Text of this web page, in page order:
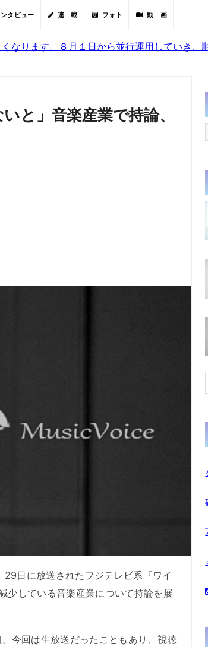
タビュー 連 載 フォト 動 画
なります。８月１日から並行運用していき、
と」音楽産業で持論、
日に放送されたフジテレビ系『ワイ
少している音楽産業について持論を展
今回は生放送だったこともあり、視聴